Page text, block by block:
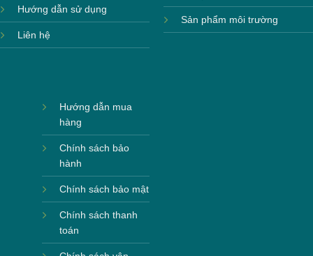
Hướng dẫn sử dụng
Liên hệ
Sản phẩm môi trường
Hướng dẫn mua
hàng
Chính sách bảo
hành
Chính sách bảo mật
Chính sách thanh
toán